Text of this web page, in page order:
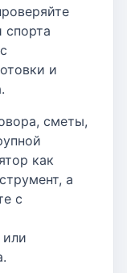
спорта
и
сметы,
как
а
с